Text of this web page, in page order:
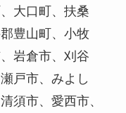
大口町、扶桑
豊山町、小牧
岩倉市、刈谷
戸市、みよし
須市、愛西市、